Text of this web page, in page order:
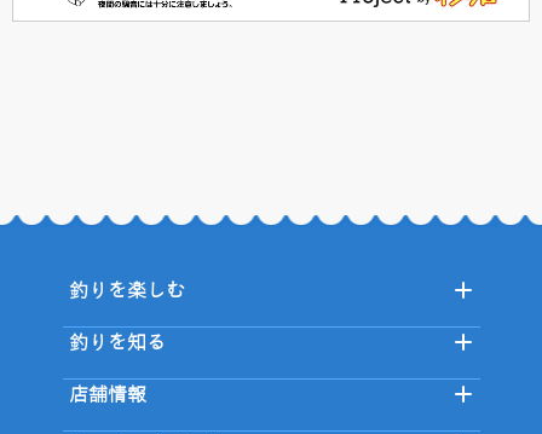
釣りを楽しむ
釣りを知る
店舗情報